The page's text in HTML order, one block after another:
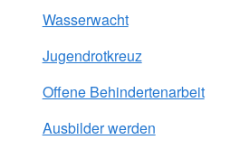
Wasserwacht
Jugendrotkreuz
Offene Behindertenarbeit
Ausbilder werden